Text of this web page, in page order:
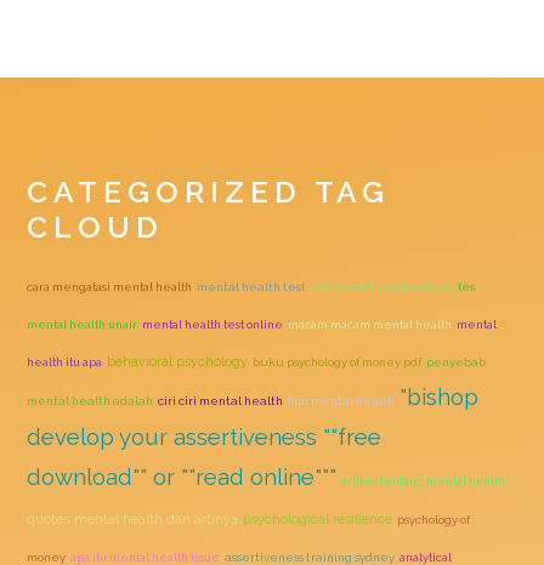
CATEGORIZED TAG
CLOUD
cara mengatasi mental health mental health test self mental health artinya tes
mental health unair mental health test online macam macam mental health mental
health itu apa behavioral psychology buku psychology of money pdf penyebab
mental health adalah ciri ciri mental health film mental health "bishop
develop your assertiveness ""free
download"" or ""read online""" artikel tentang mental health
quotes mental health dan artinya psychological resilience psychology of
money apa itu mental health issue assertiveness training sydney analytical